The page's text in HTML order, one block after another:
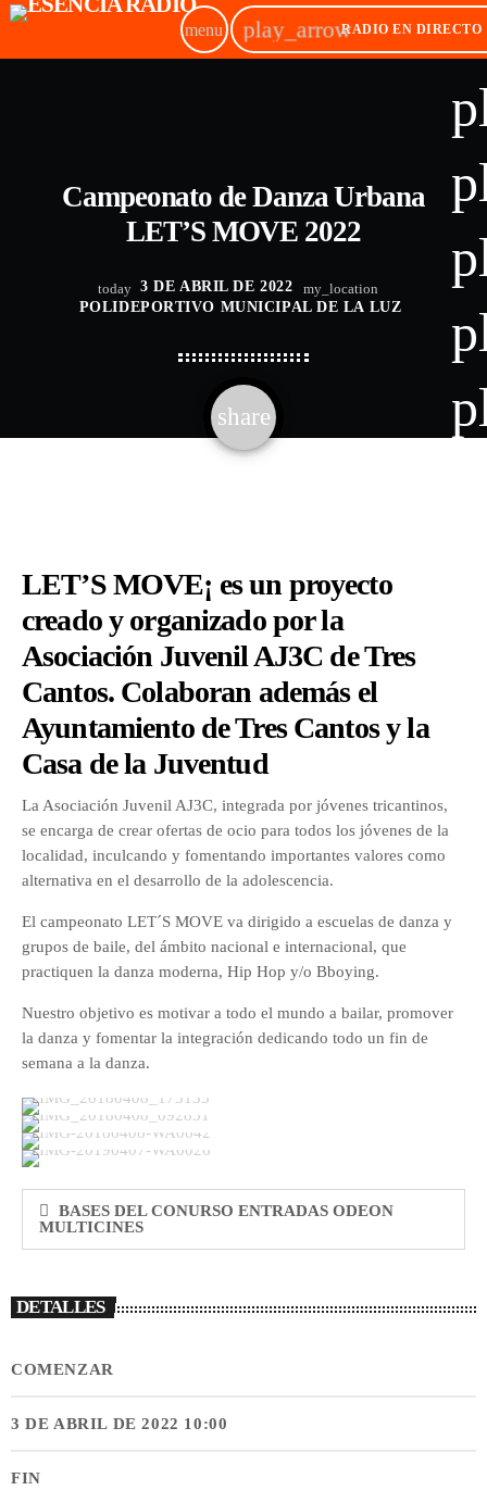
menu play_arrowRADIO EN DIRECTO
Campeonato de Danza Urbana
LET’S MOVE 2022
today 3 DE ABRIL DE 2022
my_location
POLIDEPORTIVO MUNICIPAL DE LA LUZ
share
email
LET’S MOVE¡ es un proyecto
creado y organizado por la
Asociación Juvenil AJ3C de Tres
Cantos. Colaboran además el
Ayuntamiento de Tres Cantos y la
Casa de la Juventud
La Asociación Juvenil AJ3C, integrada por jóvenes tricantinos,
se encarga de crear ofertas de ocio para todos los jóvenes de la
localidad, inculcando y fomentando importantes valores como
alternativa en el desarrollo de la adolescencia.
El campeonato LET´S MOVE va dirigido a escuelas de danza y
grupos de baile, del ámbito nacional e internacional, que
practiquen la danza moderna, Hip Hop y/o Bboying.
Nuestro objetivo es motivar a todo el mundo a bailar, promover
la danza y fomentar la integración dedicando todo un fin de
semana a la danza.
BASES DEL CONURSO ENTRADAS ODEON
MULTICINES
DETALLES
COMENZAR
3 DE ABRIL DE 2022 10:00
FIN